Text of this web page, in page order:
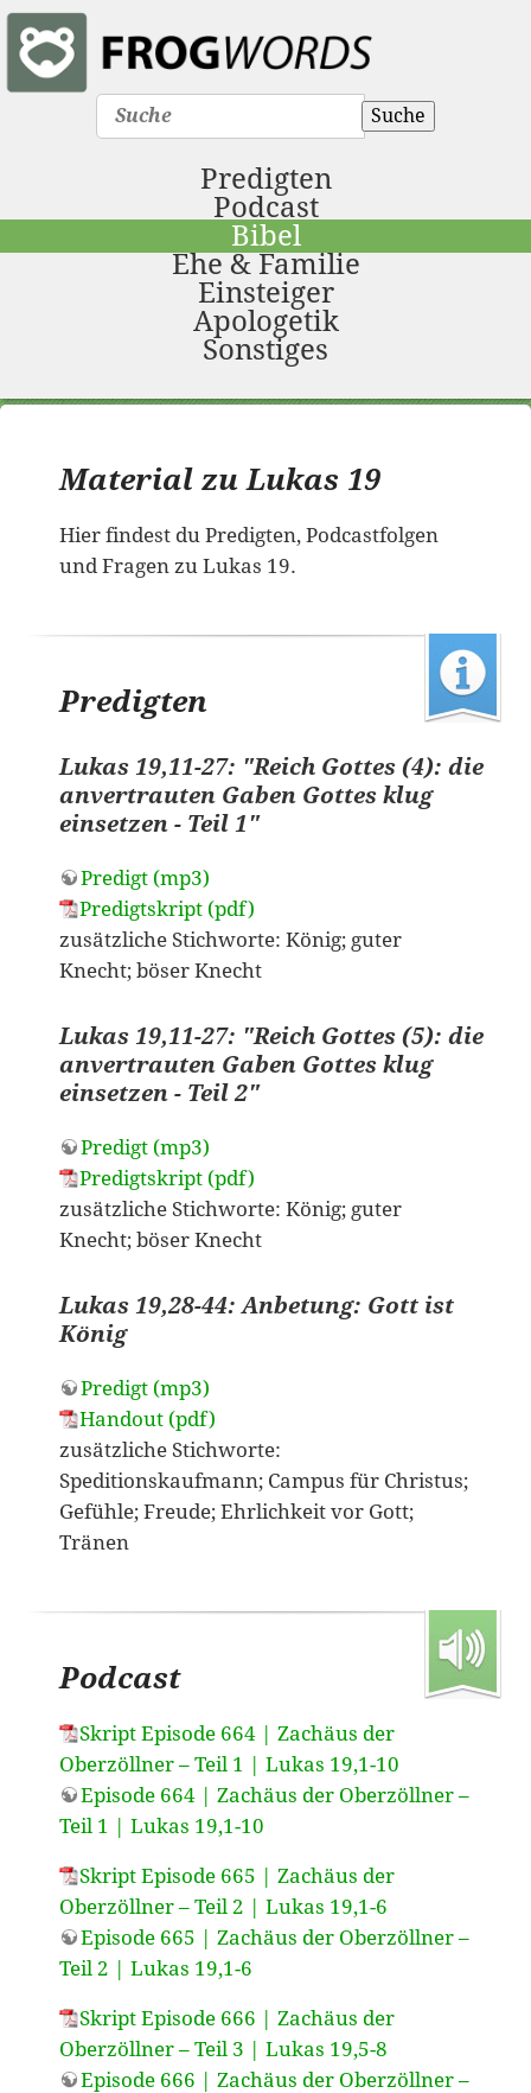
Suche
Predigten
Podcast
Bibel
Ehe & Familie
Einsteiger
Apologetik
Sonstiges
Material zu Lukas 19
Hier findest du Predigten, Podcastfolgen
und Fragen zu Lukas 19.
Predigten
Lukas 19,11-27: "Reich Gottes (4): die
anvertrauten Gaben Gottes klug
einsetzen - Teil 1"
Predigt (mp3)
Predigtskript (pdf)
zusätzliche Stichworte: König; guter
Knecht; böser Knecht
Lukas 19,11-27: "Reich Gottes (5): die
anvertrauten Gaben Gottes klug
einsetzen - Teil 2"
Predigt (mp3)
Predigtskript (pdf)
zusätzliche Stichworte: König; guter
Knecht; böser Knecht
Lukas 19,28-44: Anbetung: Gott ist
König
Predigt (mp3)
Handout (pdf)
zusätzliche Stichworte:
Speditionskaufmann; Campus für Christus;
Gefühle; Freude; Ehrlichkeit vor Gott;
Tränen
Podcast
Skript Episode 664 | Zachäus der
Oberzöllner – Teil 1 | Lukas 19,1-10
Episode 664 | Zachäus der Oberzöllner –
Teil 1 | Lukas 19,1-10
Skript Episode 665 | Zachäus der
Oberzöllner – Teil 2 | Lukas 19,1-6
Episode 665 | Zachäus der Oberzöllner –
Teil 2 | Lukas 19,1-6
Skript Episode 666 | Zachäus der
Oberzöllner – Teil 3 | Lukas 19,5-8
Episode 666 | Zachäus der Oberzöllner –